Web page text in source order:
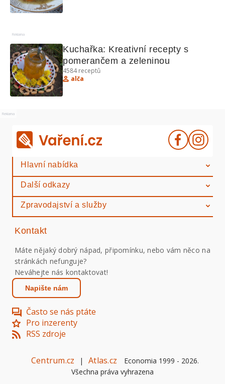
Reklama
Kuchařka: Kreativní recepty s
pomerančem a zeleninou
4584receptů
alča
Reklama
Hlavní nabídka
Další odkazy
Zpravodajství a služby
Kontakt
Máte nějaký dobrý nápad, připomínku, nebo vám něco na
stránkách nefunguje?
Neváhejte nás kontaktovat!
Napište nám
Často se nás ptáte
Pro inzerenty
RSS zdroje
Centrum.cz | Atlas.cz Economia 1999 - 2026.
Všechna práva vyhrazena